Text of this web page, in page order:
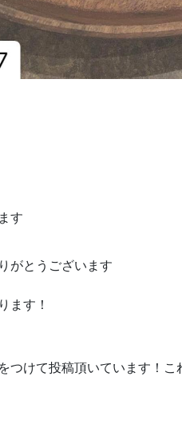
す
がとうございます
ます！
つけて投稿頂いています！